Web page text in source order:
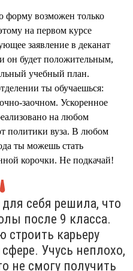
форму возможен только
на первом курсе
заявление в деканат
он будет положительным,
учебный план.
ты обучаешься:
заочном. Ускоренное
на любом
политики вуза. В любом
ты можешь стать
корочки. Не подкачай!
себя решила, что
после 9 класса.
строить карьеру
Учусь неплохо,
не смогу получить